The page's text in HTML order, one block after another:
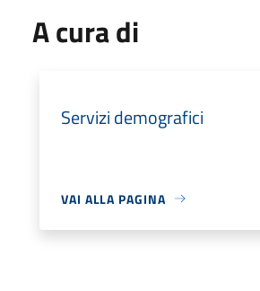
A cura di
Servizi demografici
VAI ALLA PAGINA